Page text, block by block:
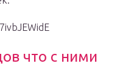
что с ними